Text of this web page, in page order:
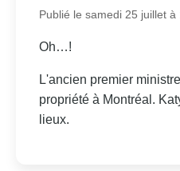
Publié le samedi 25 juillet à
Oh…!
L'ancien premier
propriété à Montréal.
lieux.